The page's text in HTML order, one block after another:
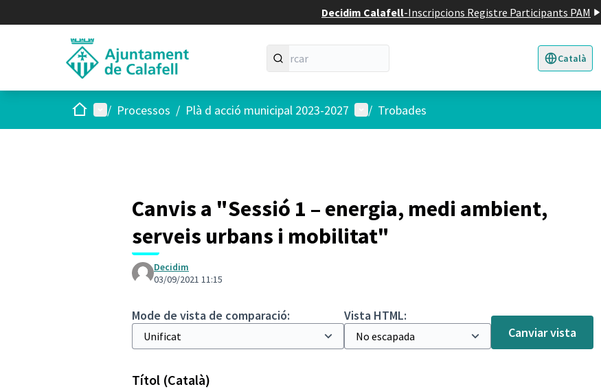
Decidim Calafell-Inscripcions Registre Participants PAM
Català
Triar la
Inici Menú principal
/ Processos / Plà d acció municipal 2023-2027 Menú d'usuari
/ Trobades
Canvis a "Sessió 1 – energia, medi ambient,
serveis urbans i mobilitat"
Decidim
03/09/2021 11:15
Mode de vista de comparació:
Vista HTML:
Canviar vista
Títol (Català)